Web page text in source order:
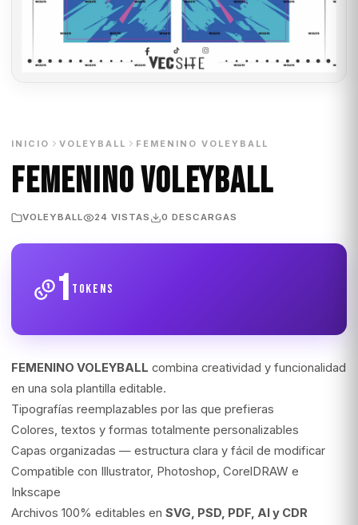
INICIO VOLEYBALL FEMENINO VOLEYBALL
FEMENINO VOLEYBALL
VOLEYBALL 24 VISTAS 0 DESCARGAS
1 tokens
FEMENINO VOLEYBALL combina creatividad y funcionalidad
en una sola plantilla editable.
Tipografías reemplazables por las que prefieras
Colores, textos y formas totalmente personalizables
Capas organizadas — estructura clara y fácil de modificar
Compatible con Illustrator, Photoshop, CorelDRAW e
Inkscape
Archivos 100% editables en SVG, PSD, PDF, AI y CDR